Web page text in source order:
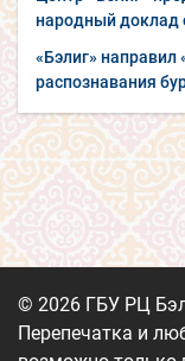
народный доклад
«Бэлиг»
распознавания
© 2026 ГБУ РЦ
Перепечатка и